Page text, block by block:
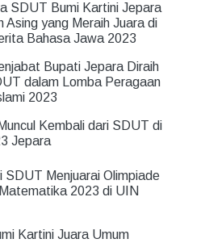
SDUT Bumi Kartini Jepara
Asing yang Meraih Juara di
Bahasa Jawa 2023
Bupati Jepara Diraih
dalam Lomba Peragaan
2023
Kembali dari SDUT di
Jepara
SDUT Menjuarai Olimpiade
2023 di UIN
Kartini Juara Umum